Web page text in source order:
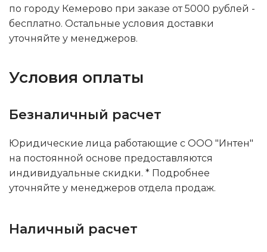
по городу Кемерово при заказе от 5000 рублей -
бесплатно. Остальные условия доставки
уточняйте у менеджеров.
Условия оплаты
Безналичный расчет
Юридические лица работающие с ООО "Интен"
на постоянной основе предоставляются
индивидуальные скидки. * Подробнее
уточняйте у менеджеров отдела продаж.
Наличный расчет